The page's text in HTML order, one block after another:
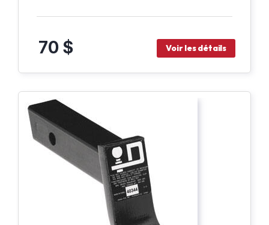
70 $ Voir les détails